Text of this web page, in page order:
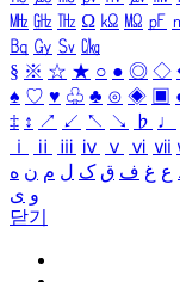
㎒ ㎓ ㎔ Ω ㏀ ㏁ ㎊
㏃ ㏉ ㏜ ㏆
§ ※ ☆ ★ ○ ● ◎ ◇
♠ ♡ ♥ ♧ ♣ ⊙ ◈ ▣ ◐
‡ ↕ ↗ ↙ ↖ ↘ ♭ ♩
ⅰ
ⅱ ⅲ ⅳ ⅴ ⅵ ⅶ
ع غ ف ق ک ل م ن ه
و ی
닫기